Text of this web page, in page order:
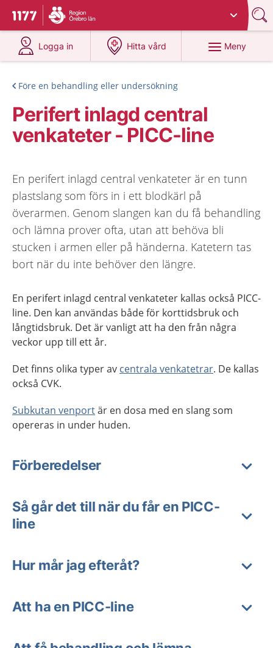
Till startsidan för 1177
Du har valt region
Logga in
på 1177.se
Hitta vård
på 1177.se
Meny
Före en behandling eller undersökning
Perifert inlagd central
venkateter - PICC-line
En perifert inlagd central venkateter är en tunn
plastslang som förs in i ett blodkärl på
överarmen. Genom slangen kan du få behandling
och lämna prover ofta, utan att behöva bli
stucken i armen eller på händerna. Katetern tas
bort när du inte behöver den längre.
En perifert inlagd central venkateter kallas också PICC-
line. Den kan användas både för korttidsbruk och
långtidsbruk. Det är vanligt att ha den från några
veckor upp till ett år.
Det finns olika typer av centrala venkatetrar. De kallas
också CVK.
Subkutan venportär en dosa med en slang som
opereras in under huden.
Förberedelser
Så går det till när du får en PICC-
line
Hur mår jag efteråt?
Att ha en PICC-line